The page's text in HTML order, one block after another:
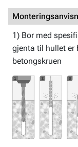
1) Bor med
gjenta til hullet er
betongskruen